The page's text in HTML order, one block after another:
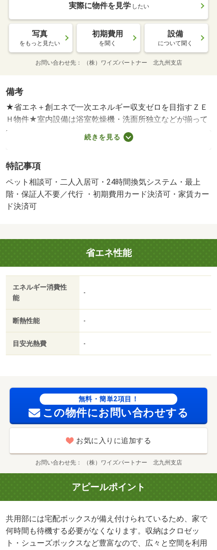
実際に物件を見学 したい
写真
をもっと見たい
初期費用
を聞く
設備
について聞く
お問い合わせ先 （株）ワイズパートナー 北九州支店
備考
★省エネ＋創エネで一次エネルギー収支ゼロを目指すＺＥ
Ｈ物件★室内設備は浴室乾燥機・洗面所独立などが揃って
いるので、快適に過ごしやすいお部屋になります。収納は
シューズボックス・クロゼットなど豊富なので、広々と空
ロック・ＴＶインターホンなど充実しているので安心して
生活できます。宅配ボックスは通常カードキーや暗証番号
を知っている方しか受け取ることができないので、荷物の
盗難の心配がいりません。今引っ越しをお考えの方におす
なくても初期費用や家賃支払いができます。全居室フロー
リング仕様のアパートです。インターネット回線の契約が
いらないため、どの回線が良いかわからない方でも手軽に
インターネットを使い始めることができます。こちらのア
パートは追い焚き機能の付いた浴室になります。新築物件
で、順風満帆な新生活を送ってください。・賃貸保証等：
の１％＋８００円／月保証会社加入必須となります。）・
鍵交換代：あり１６，５００円～・収納はシューズボック
ス・クロゼットなどが備え付けられているので、衣類や日
ありません。・駐輪場：有（無料）/ルームクリーニンク゛
料金 82500円/ＩＣロック電池 2750円
続きを見る
特記事項
ペット相談可・二人入居可・24時間換気システム・最上
階・保証人不要／代行 ・初期費用カード決済可・家賃カー
ド決済可
省エネ性能
エネルギー消費性
能
-
断熱性能 -
目安光熱費 -
無料・簡単2項目！
この物件にお問い合わせする
お気に入りに追加する
お問い合わせ先 （株）ワイズパートナー 北九州支店
アピールポイント
共用部には宅配ボックスが備え付けられているため、家で
何時間も待機する必要がなくなります。収納はクロゼッ
ト・シューズボックスなど豊富なので、広々と空間を利用